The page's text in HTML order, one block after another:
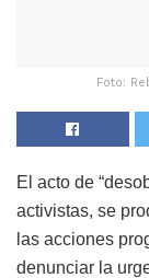
Foto:
El acto de
activistas, se
las acciones
denunciar la